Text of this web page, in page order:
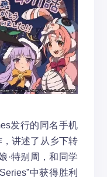
发行的同名手机
讲述了从乡下转
·特别周，和同学
中获得胜利